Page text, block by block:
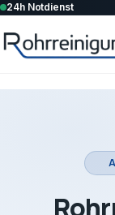
24h Notdienst